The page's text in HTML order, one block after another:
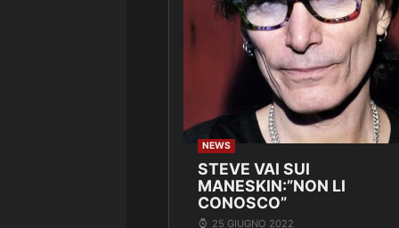
NEWS
STEVE VAI SUI
MANESKIN:”NON LI
CONOSCO”
25 GIUGNO 2022